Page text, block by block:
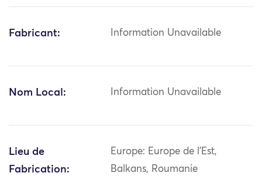
Fabricant: Information Unavailable
Nom Local: Information Unavailable
Lieu de
Fabrication:
Europe: Europe de l'Est,
Balkans, Roumanie